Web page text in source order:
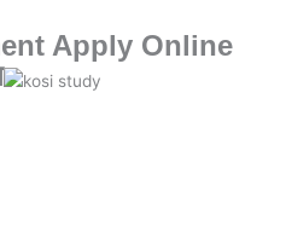
Apply Online